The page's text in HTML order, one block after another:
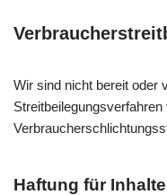
Wir sind nicht bereit oder
Streitbeilegungsverfahren
Haftung für Inhalte